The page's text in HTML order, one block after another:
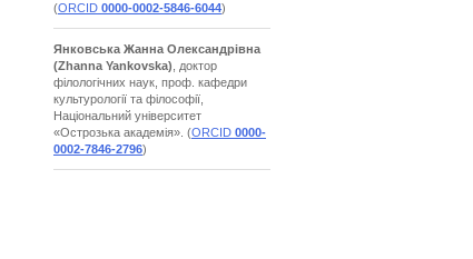
(ORCID 0000-0002-5846-6044)
Янковська Жанна Олександрівна
(Zhanna Yankovska) , доктор
філологічних наук, проф. кафедри
культурології та філософії,
Національний університет
«Острозька академія». (ORCID 0000-
0002-7846-2796)